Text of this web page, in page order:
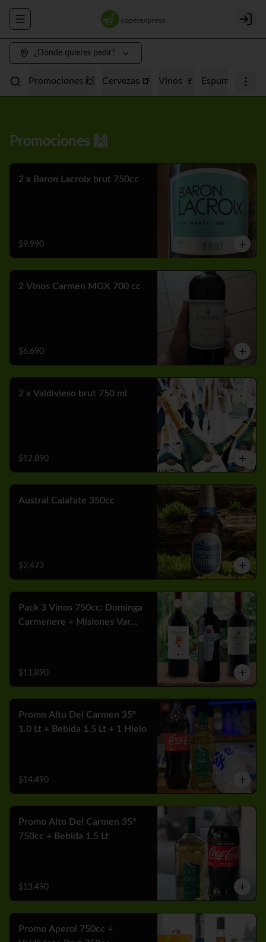
Abrir menu de navegación Login
¿Dónde quieres pedir?
Promociones 🙌 Cervezas 🍺 Vinos 🍷 Espumantes 🥂
Promociones 🙌
2 x Baron Lacroix brut 750cc
$9.990
2 Vinos Carmen MGX 700 cc
$6.690
2 x Valdivieso brut 750 ml
$12.890
Austral Calafate 350cc
$2.473
Pack 3 Vinos 750cc: Dominga
Carmenere + Misiones Var
$11.890
Promo Alto Del Carmen 35°
1.0 Lt + Bebida 1.5 Lt + 1 Hielo
$14.490
Promo Alto Del Carmen 35°
750cc + Bebida 1.5 Lt
$13.490
Promo Aperol 750cc +